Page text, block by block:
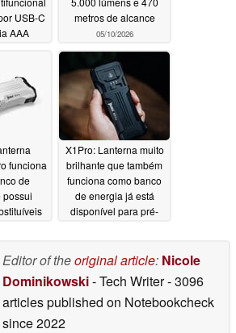
USB-C
AAA
metros de alcance
05/10/2026
funciona
de
possui
X1Pro: Lanterna muito
brilhante que também
funciona como banco
de energia já está
disponível para pré-
Editor of theoriginal article: Nicole
Dominikowski- Tech Writer- 3096
articles published on Notebookcheck
since 2022